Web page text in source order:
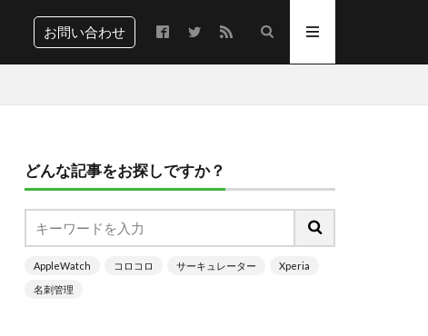
お問い合わせ
どんな記事をお探しですか？
AppleWatch コロコロ サーキュレーター
Xperia
名刺管理